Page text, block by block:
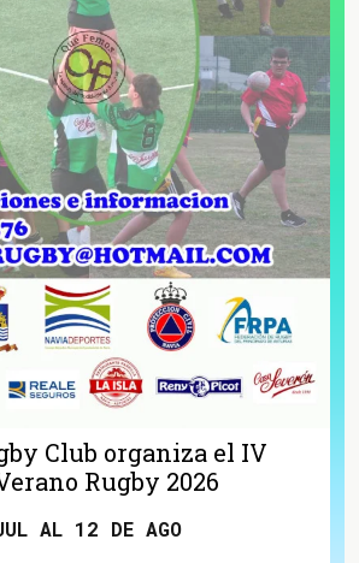
Club organiza el IV
Rugby 2026
AL 12 DE AGO